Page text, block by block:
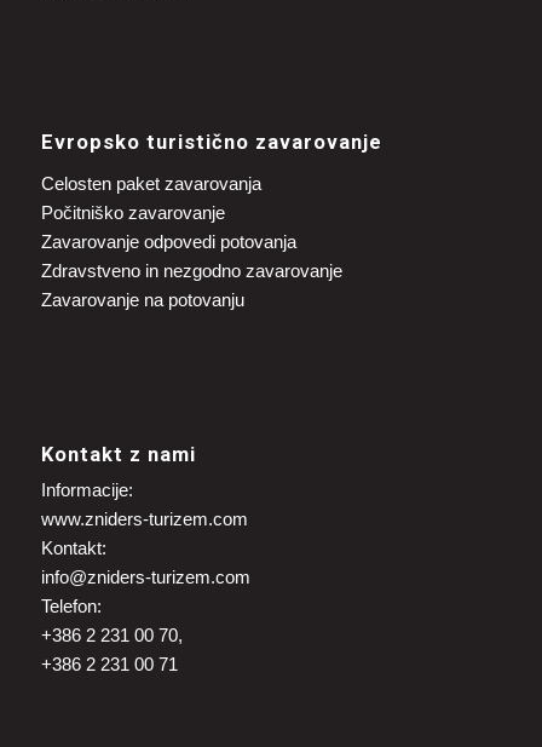
Evropsko turistično zavarovanje
Celosten paket zavarovanja
Počitniško zavarovanje
Zavarovanje odpovedi potovanja
Zdravstveno in nezgodno zavarovanje
Zavarovanje na potovanju
Kontakt z nami
Informacije:
www.zniders-turizem.com
Kontakt:
info@zniders-turizem.com
Telefon:
+386 2 231 00 70,
+386 2 231 00 71